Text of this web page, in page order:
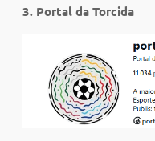
3. Portal da Torcida